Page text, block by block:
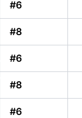
#6
#8
#6
#8
#6